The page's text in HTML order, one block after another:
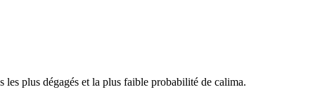
plus dégagés et la plus faible probabilité de calima.